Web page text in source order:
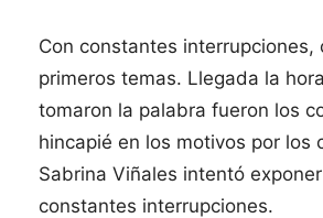
Con constantes
primeros temas. Llegada la
tomaron la palabra fueron los
hincapié en los motivos por los
Sabrina Viñales intentó
constantes interrupciones.